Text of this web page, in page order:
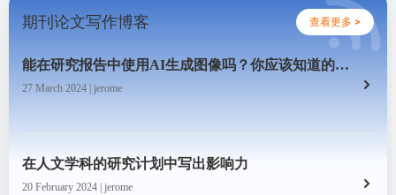
期刊论文写作博客 查看更多 >
能在研究报告中使用AI生成图像吗？你应该知道的一切
27 March 2024 | jerome
在人文学科的研究计划中写出影响力
20 February 2024 | jerome